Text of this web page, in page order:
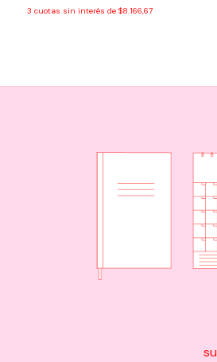
3 cuotas sin interés de $8.166,67